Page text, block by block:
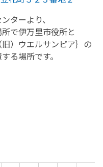
ターより、
で伊万里市役所と
（旧） ウエルサンピア｝の
る場所です。